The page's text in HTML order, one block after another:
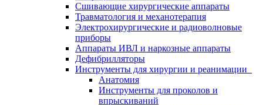
Сшивающие хирургические аппараты
Травматология и механотерапия
Электрохирургические и радиоволновые
приборы
Аппараты ИВЛ и наркозные аппараты
Дефибрилляторы
Инструменты для хирургии и реанимации
Анатомия
Инструменты для проколов и
впрыскиваний